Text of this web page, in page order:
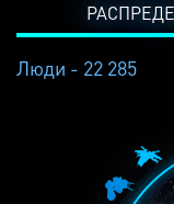
Люди - 22 285